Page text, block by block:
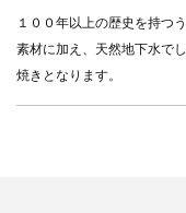
１００年以上の歴史を持つ
素材に加え、天然地下水で
焼きとなります。